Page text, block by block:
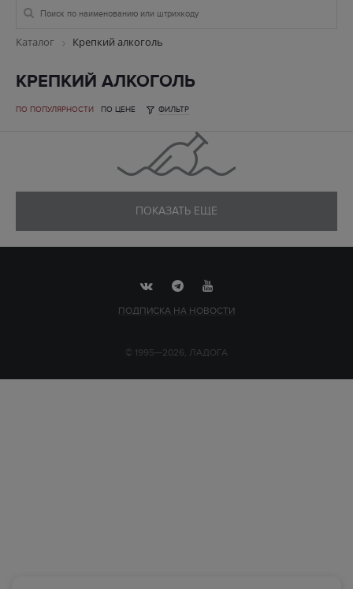
Каталог Крепкий алкоголь
КРЕПКИЙ АЛКОГОЛЬ
ПО ПОПУЛЯРНОСТИ ПО ЦЕНЕ ФИЛЬТР
ПОКАЗАТЬ ЕЩЕ
ПОДПИСКА НА НОВОСТИ
© 1995—2026, ЛАДОГА